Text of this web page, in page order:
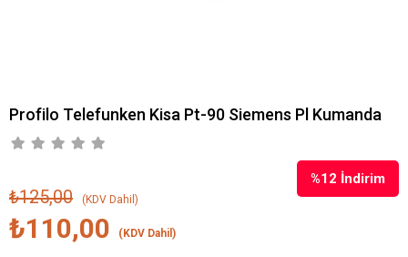
Profilo Telefunken Kisa Pt-90 Siemens Pl Kumanda
%12 İndirim
₺125,00 (KDV Dahil)
₺110,00 (KDV Dahil)